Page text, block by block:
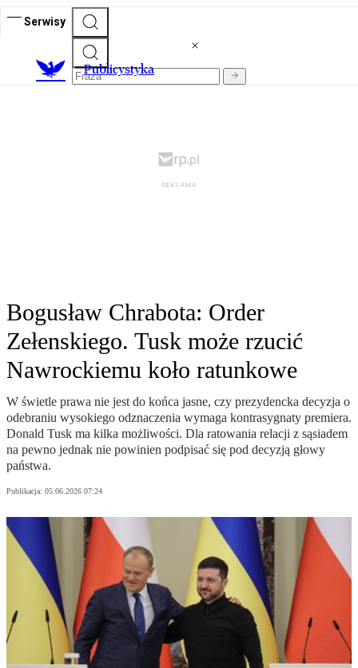
Serwisy
Publicystyka
Bogusław Chrabota: Order
Zełenskiego. Tusk może rzucić
Nawrockiemu koło ratunkowe
W świetle prawa nie jest do końca jasne, czy prezydencka decyzja o
odebraniu wysokiego odznaczenia wymaga kontrasygnaty premiera.
Donald Tusk ma kilka możliwości. Dla ratowania relacji z sąsiadem
na pewno jednak nie powinien podpisać się pod decyzją głowy
państwa.
Publikacja: 05.06.2026 07:24